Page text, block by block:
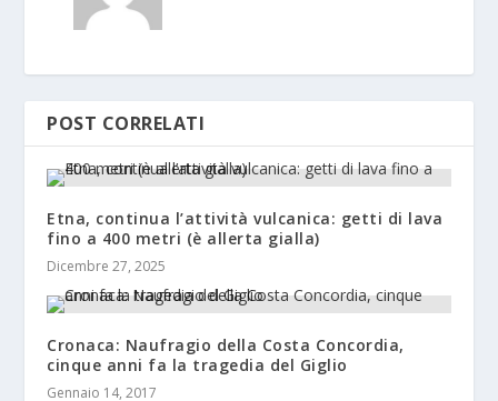
POST CORRELATI
Etna, continua l’attività vulcanica: getti di lava
fino a 400 metri (è allerta gialla)
Dicembre 27, 2025
Cronaca: Naufragio della Costa Concordia,
cinque anni fa la tragedia del Giglio
Gennaio 14, 2017